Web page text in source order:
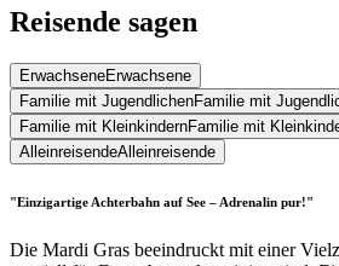
Reisende sagen
ErwachseneErwachsene
Familie mit JugendlichenFamilie mit
Familie mit KleinkindernFamilie mit
AlleinreisendeAlleinreisende
"Einzigartige Achterbahn auf See – Adrenalin pur!"
Die Mardi Gras beeindruckt mit einer